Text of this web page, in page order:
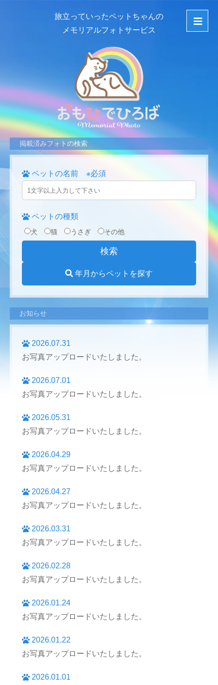
旅立っていったペットちゃんの
メモリアルフォトサービス
掲載済みフォトの検索
ペットの名前 ※必須
ペットの種類
犬 猫 うさぎ その他
年月からペットを探す
お知らせ
2026.07.31
お写真アップロードいたしました。
2026.07.01
お写真アップロードいたしました。
2026.05.31
お写真アップロードいたしました。
2026.04.29
お写真アップロードいたしました。
2026.04.27
お写真アップロードいたしました。
2026.03.31
お写真アップロードいたしました。
2026.02.28
お写真アップロードいたしました。
2026.01.24
お写真アップロードいたしました。
2026.01.22
お写真アップロードいたしました。
2026.01.01